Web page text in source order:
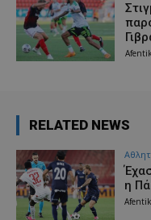
RELATED NEWS
η